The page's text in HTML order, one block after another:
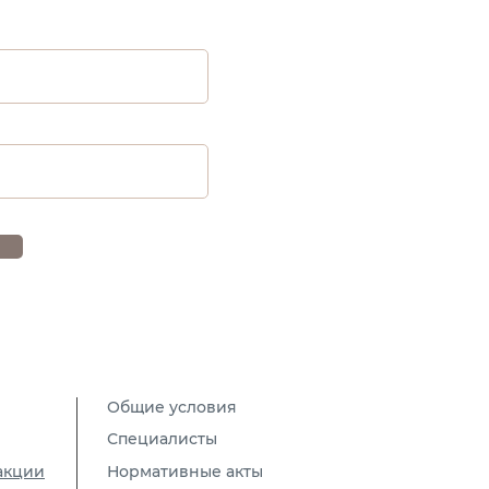
Общие условия
Специалисты
Нормативные акты